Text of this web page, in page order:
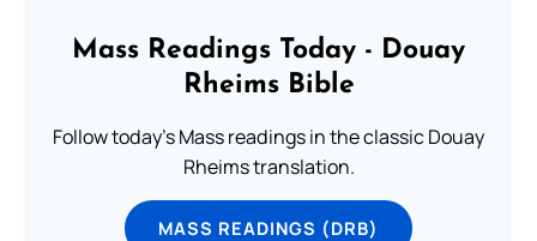
Mass Readings Today - Douay
Rheims Bible
Follow today's Mass readings in the classic Douay
Rheims translation.
MASS READINGS (DRB)